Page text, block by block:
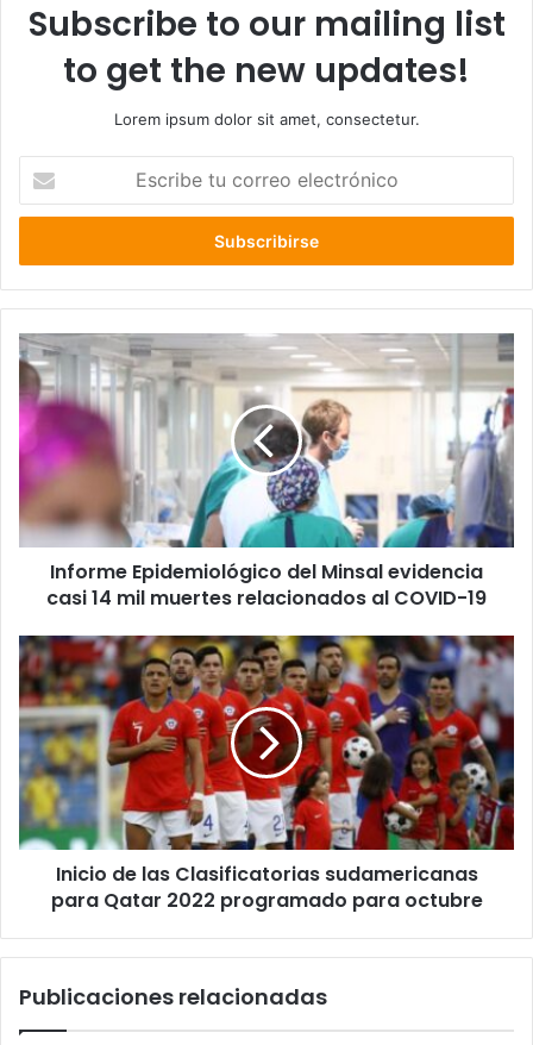
Subscribe to our mailing list
to get the new updates!
Lorem ipsum dolor sit amet, consectetur.
correo
Informe
Epidemiológico
del
Minsal
evidencia
casi
14
mil
muertes
relacionados
19
Informe Epidemiológico del Minsal evidencia
casi 14 mil muertes relacionados al COVID-19
Inicio
de
las
Clasificatorias
sudamericanas
para
Qatar
2022
programado
octubre
Inicio de las Clasificatorias sudamericanas
para Qatar 2022 programado para octubre
Publicaciones relacionadas